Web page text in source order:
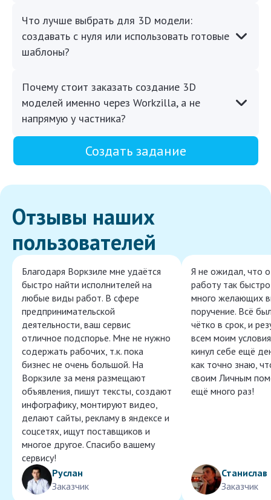
Что лучше выбрать для 3D модели:
создавать с нуля или использовать готовые
шаблоны?
Почему стоит заказать создание 3D
моделей именно через Workzilla, а не
напрямую у частника?
Создать задание
Отзывы наших
пользователей
Благодаря Воркзиле мне удаётся
быстро найти исполнителей на
любые виды работ. В сфере
предпринимательской
деятельности, ваш сервис
отличное подспорье. Мне не нужно
содержать рабочих, т.к. пока
бизнес не очень большой. На
Воркзиле за меня размещают
объявления, пишут тексты, создают
инфографику, монтируют видео,
делают сайты, рекламу в яндексе и
соцсетях, ищут поставщиков и
многое другое. Спасибо вашему
сервису!
Руслан
Заказчик
Я не ожидал, что
работу так
много желающих
поручение. Всё
чётко в срок, и
всем моим
кинул себе ещё
как точно знаю,
своим Личным
ещё много раз!
Станислав
Заказчик